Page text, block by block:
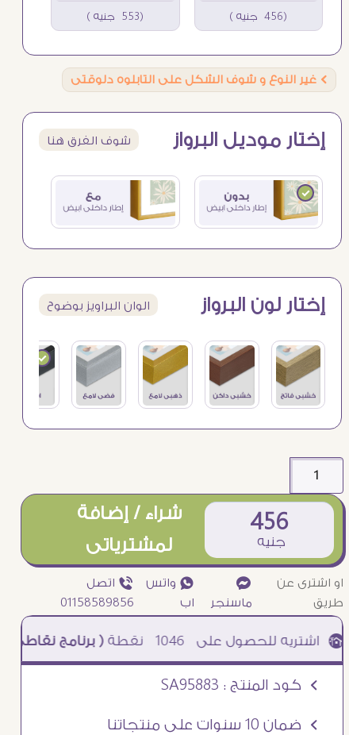
(456 جنيه ) (553 جنيه )
Ö غير النوع و شوف الشكل على التابلوه دلوقتى
إختار موديل البرواز شوف الفرق هنا
إختار لون البرواز الوان البراويز بوضوح
456
جنيه
شراء / إضافة
لمشترياتى
او اشترى عن
طريق
¥
ماسنجر
₧ واتس
اب
ƒ اتصل
01158589856
1046 نقطة( برنامج نقاطى ) à خصم 5% للعملاء الجدد à شحن مجانى عند الشراء ب 4000 جنيه à
Ö كود المنتج : SA95883
Ö ضمان 10 سنوات على منتجاتنا